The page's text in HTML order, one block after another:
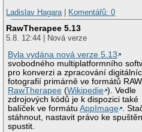
Ladislav Hagara| Komentářů: 0
RawTherapee 5.13
5.8. 12:44 | Nová verze
Byla vydána nová verze 5.13
svobodného multiplatformního
pro konverzi a zpracování
fotografií primárně ve formátů RAW
RawTherapee (Wikipedie ). Vedle
zdrojových kódů je k dispozici také
balíček ve formátuAppImage .
stáhnout, nastavit právo ke
spustit.